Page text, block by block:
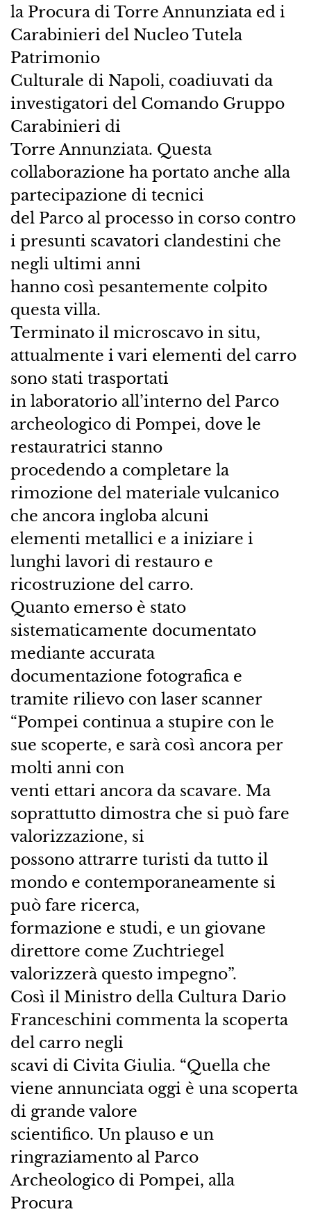
la Procura di Torre Annunziata ed i
Carabinieri del Nucleo Tutela
Patrimonio
Culturale di Napoli, coadiuvati da
investigatori del Comando Gruppo
Carabinieri di
Torre Annunziata. Questa
collaborazione ha portato anche alla
partecipazione di tecnici
del Parco al processo in corso contro
i presunti scavatori clandestini che
negli ultimi anni
hanno così pesantemente colpito
questa villa.
Terminato il microscavo in situ,
attualmente i vari elementi del carro
sono stati trasportati
in laboratorio all’interno del Parco
archeologico di Pompei, dove le
restauratrici stanno
procedendo a completare la
rimozione del materiale vulcanico
che ancora ingloba alcuni
elementi metallici e a iniziare i
lunghi lavori di restauro e
ricostruzione del carro.
Quanto emerso è stato
sistematicamente documentato
mediante accurata
documentazione fotografica e
tramite rilievo con laser scanner
“Pompei continua a stupire con le
sue scoperte, e sarà così ancora per
molti anni con
venti ettari ancora da scavare. Ma
soprattutto dimostra che si può fare
valorizzazione, si
possono attrarre turisti da tutto il
mondo e contemporaneamente si
può fare ricerca,
formazione e studi, e un giovane
direttore come Zuchtriegel
valorizzerà questo impegno”.
Così il Ministro della Cultura Dario
Franceschini commenta la scoperta
del carro negli
scavi di Civita Giulia. “Quella che
viene annunciata oggi è una scoperta
di grande valore
scientifico. Un plauso e un
ringraziamento al Parco
Archeologico di Pompei, alla
Procura